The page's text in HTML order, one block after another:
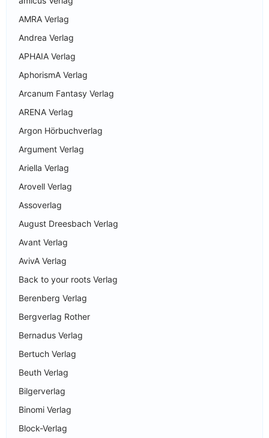
AMRA Verlag
Andrea Verlag
APHAIA Verlag
AphorismA Verlag
Arcanum Fantasy Verlag
ARENA Verlag
Argon Hörbuchverlag
Argument Verlag
Ariella Verlag
Arovell Verlag
Assoverlag
August Dreesbach Verlag
Avant Verlag
AvivA Verlag
Back to your roots Verlag
Berenberg Verlag
Bergverlag Rother
Bernadus Verlag
Bertuch Verlag
Beuth Verlag
Bilgerverlag
Binomi Verlag
Block-Verlag